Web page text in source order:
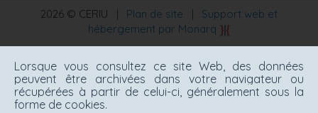
2026 © CERIU Plan de site
Support web et
hébergement par Monarq
Lorsque vous consultez ce site Web, des données
peuvent être archivées dans votre navigateur ou
récupérées à partir de celui-ci, généralement sous la
forme de cookies.